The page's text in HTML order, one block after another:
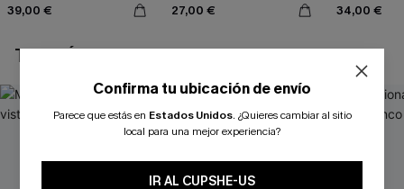
39,00 € 27,00 € 34,00 €
TAMBIÉN TE PUEDE GUSTAR
Confirma tu ubicación de envío
Parece que estás en Estados Unidos. ¿Quieres cambiar al sitio
local para una mejor experiencia?
IR AL CUPSHE-US